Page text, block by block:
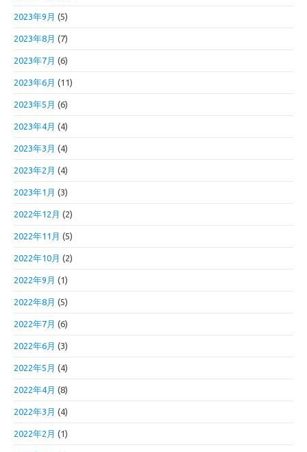
2023年9月 (5)
2023年8月 (7)
2023年7月 (6)
2023年6月 (11)
2023年5月 (6)
2023年4月 (4)
2023年3月 (4)
2023年2月 (4)
2023年1月 (3)
2022年12月 (2)
2022年11月 (5)
2022年10月 (2)
2022年9月 (1)
2022年8月 (5)
2022年7月 (6)
2022年6月 (3)
2022年5月 (4)
2022年4月 (8)
2022年3月 (4)
2022年2月 (1)